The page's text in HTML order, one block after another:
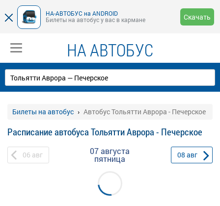
НА-АВТОБУС на ANDROID
Билеты на автобус у вас в кармане
Скачать
НА АВТОБУС
Билеты на автобус Автобус Тольятти Аврора - Печерское
Расписание автобуса Тольятти Аврора - Печерское
06 авг 07 августа
пятница 08 авг